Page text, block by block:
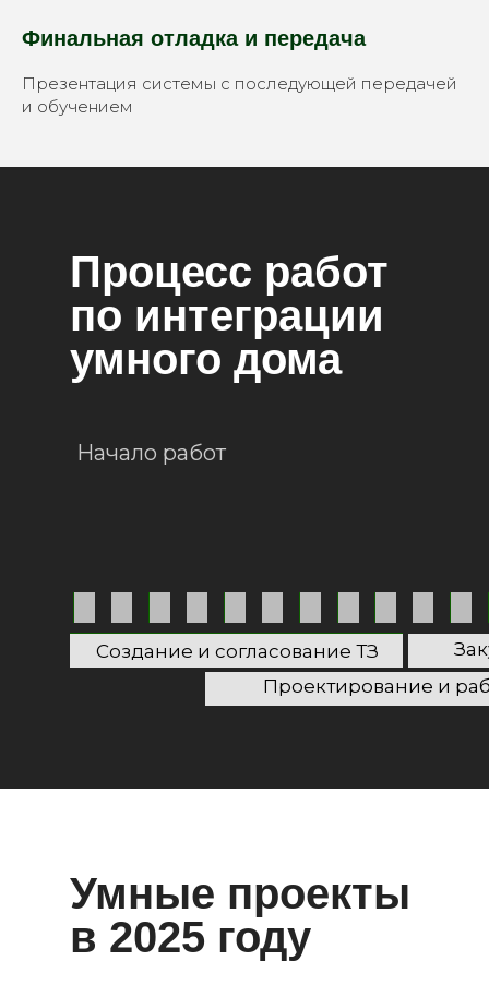
Финальная отладка и передача
Презентация системы с последующей передачей
и обучением
Процесс работ
по интеграции
умного дома
Создание и согласование ТЗ
Проектирование и
Начало работ
Создание и согласование ТЗ
Проектирование и
Умные проекты
в 2025 году